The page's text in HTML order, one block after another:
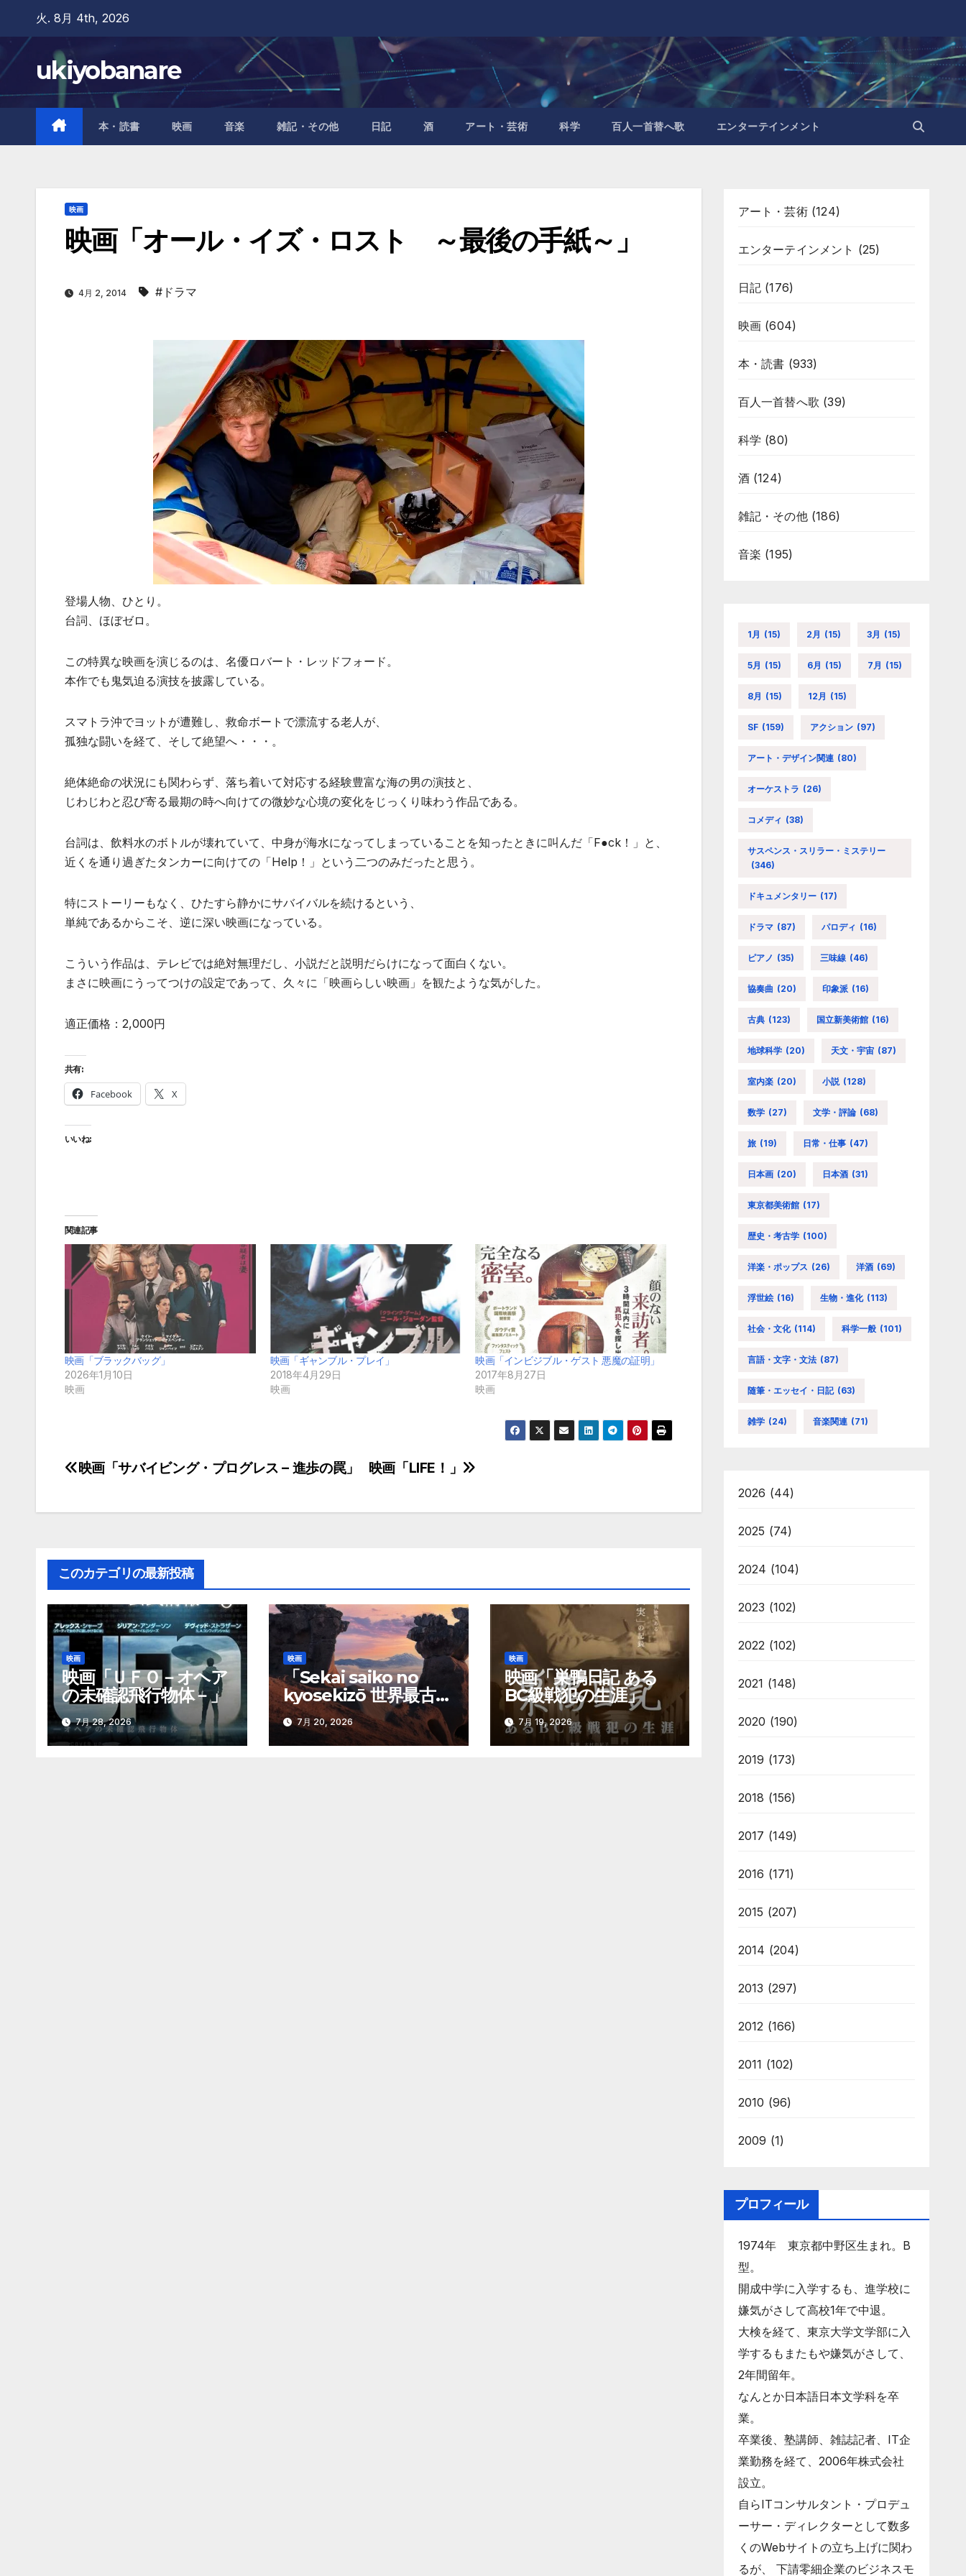
content
火. 8月 4th, 2026
ukiyobanare
本・読書 映画 音楽 雑記・その他 日記 酒 アート・芸術 科学 百人一首替へ歌 エンターテインメント
映画
映画「オール・イズ・ロスト ～最後の手紙～」
4月 2, 2014 #ドラマ
登場人物、ひとり。
台詞、ほぼゼロ。
この特異な映画を演じるのは、名優ロバート・レッドフォード。
本作でも鬼気迫る演技を披露している。
スマトラ沖でヨットが遭難し、救命ボートで漂流する老人が、
孤独な闘いを経て、そして絶望へ・・・。
絶体絶命の状況にも関わらず、落ち着いて対応する経験豊富な海の男の演技と、
じわじわと忍び寄る最期の時へ向けての微妙な心境の変化をじっくり味わう作品である。
台詞は、飲料水のボトルが壊れていて、中身が海水になってしまっていることを知ったときに叫んだ「F●ck！」と、
近くを通り過ぎたタンカーに向けての「Help！」という二つのみだったと思う。
特にストーリーもなく、ひたすら静かにサバイバルを続けるという、
単純であるからこそ、逆に深い映画になっている。
こういう作品は、テレビでは絶対無理だし、小説だと説明だらけになって面白くない。
まさに映画にうってつけの設定であって、久々に「映画らしい映画」を観たような気がした。
適正価格：2,000円
共有:
Facebook X
いいね:
関連記事
映画「ブラックバッグ」
2026年1月10日
映画
映画「ギャンブル・プレイ」
2018年4月29日
映画
映画「インビジブル・ゲスト 悪魔の証明」
2017年8月27日
映画
投
ビ
ゲ
ー
シ
ョ
ン
映画「LIFE！」
映画「サバイビング・プログレス – 進歩の罠」
このカテゴリの最新投稿
映画
映画「ＵＦＯ－オヘア
の未確認飛行物体－」
7月 28, 2026
映画
「Sekai saiko no
kyosekizō 世界最古の
巨石像」
7月 20, 2026
映画
映画「巣鴨日記 ある
BC級戦犯の生涯」
7月 19, 2026
アート・芸術(124)
エンターテインメント (25)
日記(176)
映画(604)
本・読書 (933)
百人一首替へ歌 (39)
科学 (80)
酒(124)
雑記・その他(186)
音楽 (195)
1月 (15) 2月 (15) 3月 (15)
5月 (15) 6月 (15) 7月 (15)
8月 (15) 12月 (15)
SF (159) アクション (97)
アート・デザイン関連 (80)
オーケストラ (26)
コメディ (38)
サスペンス・スリラー・ミステリー
(346)
ドキュメンタリー (17)
ドラマ (87) パロディ (16)
ピアノ (35) 三味線 (46)
協奏曲 (20) 印象派 (16)
古典 (123) 国立新美術館 (16)
地球科学 (20) 天文・宇宙 (87)
室内楽 (20) 小説 (128)
数学 (27) 文学・評論 (68)
旅 (19) 日常・仕事 (47)
日本画 (20) 日本酒 (31)
東京都美術館 (17)
歴史・考古学 (100)
洋楽・ポップス (26) 洋酒 (69)
浮世絵 (16) 生物・進化 (113)
社会・文化 (114) 科学一般 (101)
言語・文字・文法 (87)
随筆・エッセイ・日記 (63)
雑学 (24) 音楽関連 (71)
2026 (44)
2025 (74)
2024 (104)
2023 (102)
2022 (102)
2021 (148)
2020 (190)
2019 (173)
2018 (156)
2017 (149)
2016 (171)
2015 (207)
2014 (204)
2013 (297)
2012 (166)
2011 (102)
2010 (96)
2009 (1)
プロフィール
1974年 東京都中野区生まれ。B
型。
開成中学に入学するも、進学校に
嫌気がさして高校1年で中退。
大検を経て、東京大学文学部に入
学するもまたもや嫌気がさして、
2年間留年。
なんとか日本語日本文学科を卒
業。
卒業後、塾講師、雑誌記者、IT企
業勤務を経て、2006年株式会社
設立。
自らITコンサルタント・プロデュ
ーサー・ディレクターとして数多
くのWebサイトの立ち上げに関わ
るが、 下請零細企業のビジネスモ